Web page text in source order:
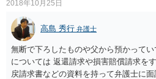
2018年10月25日
高島 秀行 弁護士
無断で下ろしたものや父から預かって
については 返還請求や損害賠償請求を
戻請求書などの資料を持って弁護士に